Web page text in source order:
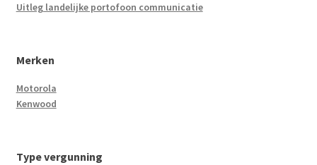
Uitleg landelijke portofoon communicatie
Merken
Motorola
Kenwood
Type vergunning